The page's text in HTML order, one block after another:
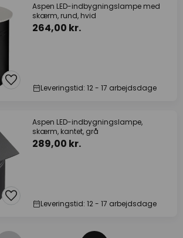
Aspen LED-indbygningslampe med
skærm, rund, hvid
264,00 kr.
Leveringstid: 12 - 17 arbejdsdage
Aspen LED-indbygningslampe,
skærm, kantet, grå
289,00 kr.
Leveringstid: 12 - 17 arbejdsdage